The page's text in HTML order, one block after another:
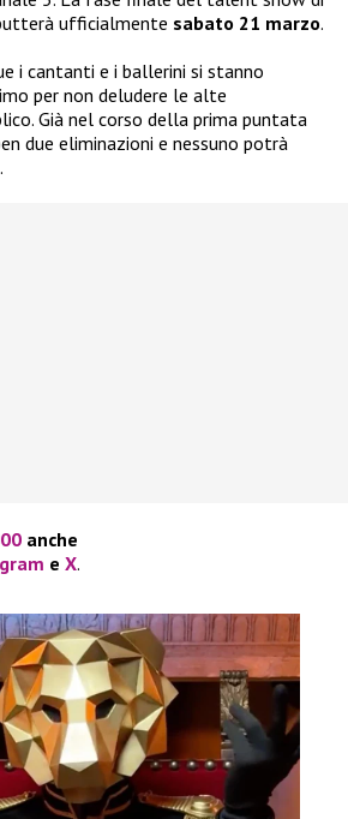
ufficialmente sabato 21 marzo.
i cantanti e i ballerini si stanno
per non deludere le alte
Già nel corso della prima puntata
due eliminazioni e nessuno potrà
anche
e X.